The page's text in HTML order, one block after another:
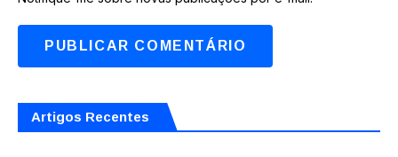
Artigos Recentes